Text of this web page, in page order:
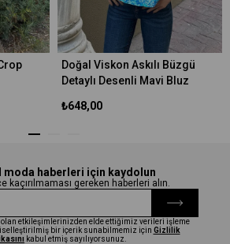
Doğal Viskon Askılı Büzgü
Detaylı Desenli Mavi Bluz
₺648,00
moda haberleri için kaydolun
kaçırılmaması gereken haberleri alın.
olan etkileşimlerinizden elde ettiğimiz verileri işleme
bir içerik sunabilmemiz için Gizlilik
kabul etmiş sayılıyorsunuz.